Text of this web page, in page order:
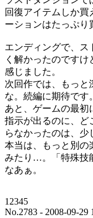
回復アイテムしか
ーションはたっぷり
エンディングで、ス
く解かったのですけ
感じました。
次回作では、もっと
な。続編に期待です。
あと、ゲームの最初
指示が出るのに、ど
らなかったのは、少
本当は、もっと別の
みたり…。「特殊技
なあぁ。
12345
No.2783 - 2008-09-29